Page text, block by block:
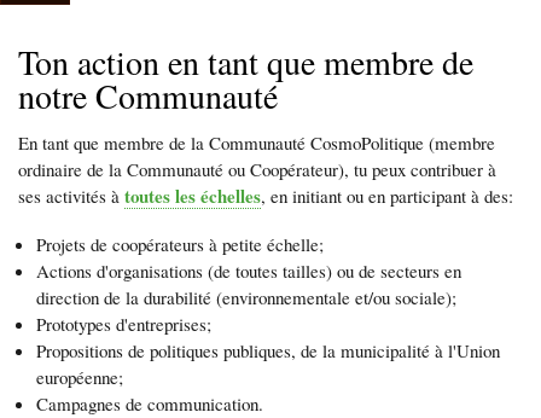
Ton action en tant que membre de
notre Communauté
En tant que membre de la Communauté CosmoPolitique (membre
ordinaire de la Communauté ou Coopérateur), tu peux contribuer à
ses activités à toutes les échelles, en initiant ou en participant à des:
Projets de coopérateurs à petite échelle;
Actions d'organisations (de toutes tailles) ou de secteurs en
direction de la durabilité (environnementale et/ou sociale);
Prototypes d'entreprises;
Propositions de politiques publiques, de la municipalité à l'Union
européenne;
Campagnes de communication.